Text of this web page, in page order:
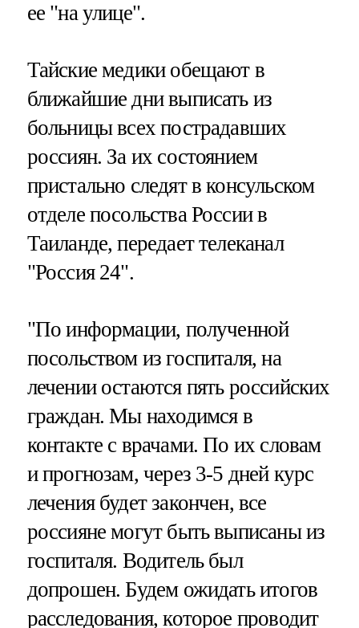
ее "на улице".
Тайские медики обещают в
ближайшие дни выписать из
больницы всех пострадавших
россиян. За их состоянием
пристально следят в консульском
отделе посольства России в
Таиланде, передает телеканал
"Россия 24".
"По информации, полученной
посольством из госпиталя, на
лечении остаются пять российских
граждан. Мы находимся в
контакте с врачами. По их словам
и прогнозам, через 3-5 дней курс
лечения будет закончен, все
россияне могут быть выписаны из
госпиталя. Водитель был
допрошен. Будем ожидать итогов
расследования, которое проводит